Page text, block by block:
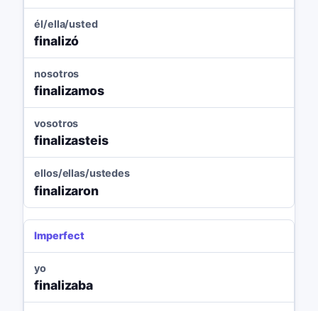
él/ella/usted
finalizó
nosotros
finalizamos
vosotros
finalizasteis
ellos/ellas/ustedes
finalizaron
Imperfect
yo
finalizaba